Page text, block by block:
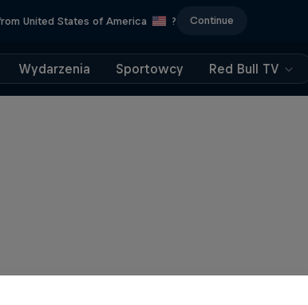
United States of America ? Continue
Wydarzenia Sportowcy Red Bull TV